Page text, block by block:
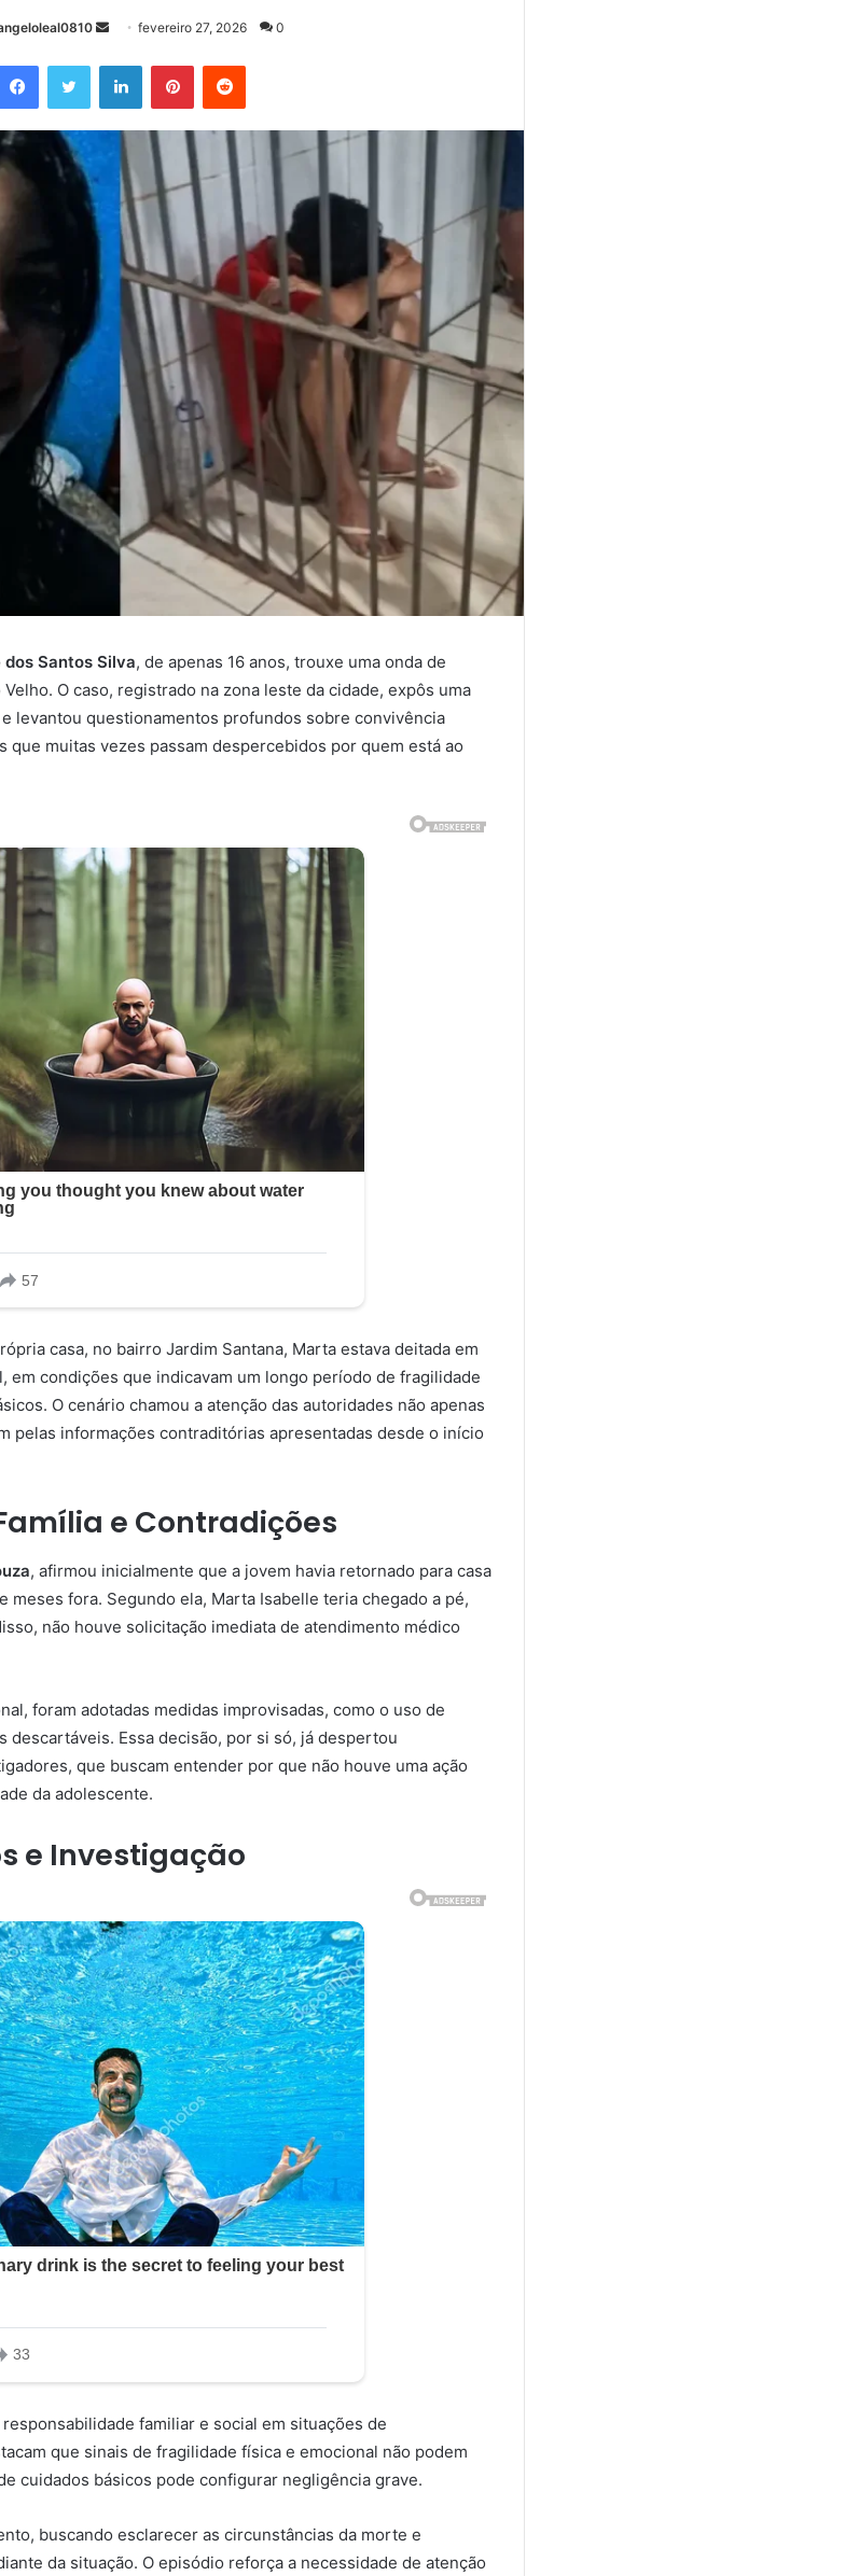
Mande
e-
fevereiro 27, 2026 0
FacebookTwitter LinkedinPinterestReddit
Santos Silva, de apenas 16 anos, trouxe uma onda de
O caso, registrado na zona leste da cidade, expôs uma
levantou questionamentos profundos sobre convivência
que muitas vezes passam despercebidos por quem está ao
casa, no bairro Jardim Santana, Marta estava deitada em
em condições que indicavam um longo período de fragilidade
O cenário chamou a atenção das autoridades não apenas
pelas informações contraditórias apresentadas desde o início
e Contradições
, afirmou inicialmente que a jovem havia retornado para casa
meses fora. Segundo ela, Marta Isabelle teria chegado a pé,
não houve solicitação imediata de atendimento médico
foram adotadas medidas improvisadas, como o uso de
descartáveis. Essa decisão, por si só, já despertou
que buscam entender por que não houve uma ação
da adolescente.
e Investigação
familiar e social em situações de
que sinais de fragilidade física e emocional não podem
cuidados básicos pode configurar negligência grave.
buscando esclarecer as circunstâncias da morte e
da situação. O episódio reforça a necessidade de atenção